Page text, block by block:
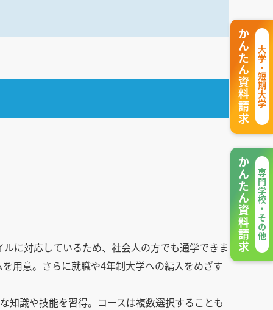
に対応しているため、社会人の方でも通学できま
用意。さらに就職や4年制大学への編入をめざす
知識や技能を習得。コースは複数選択することも
大学・短期大学
かんたん資料請求
専門学校・その他
かんたん資料請求